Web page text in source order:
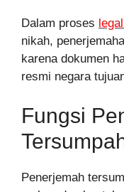
Dalam proses
nikah,
karena dokumen
resmi negara
Fungsi
Penerjemah